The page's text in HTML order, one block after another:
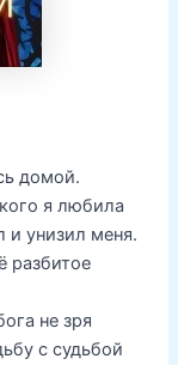
домой.
я любила
и унизил меня.
разбитое
не зря
с судьбой